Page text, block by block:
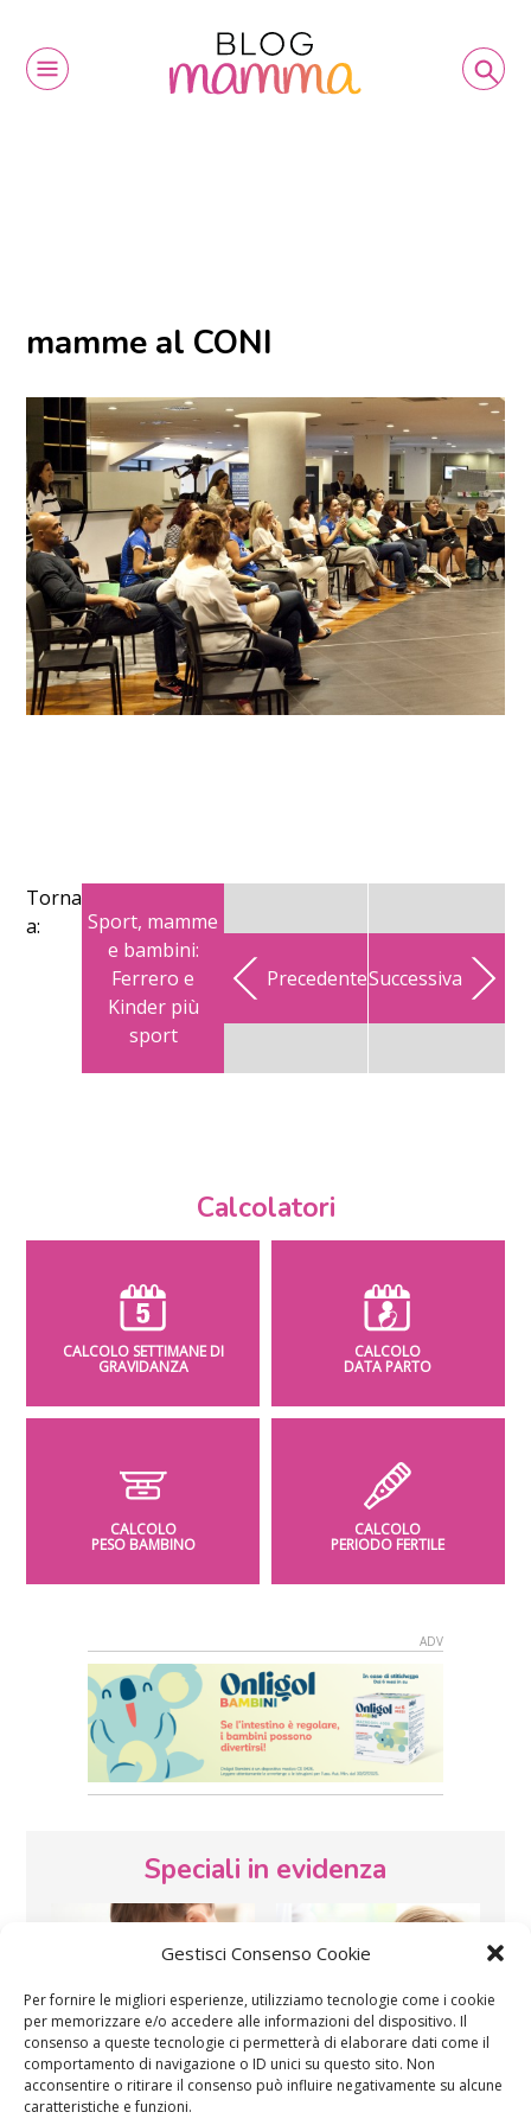
Gestisci Consenso Cookie
Per fornire le migliori esperienze, utilizziamo tecnologie come i cookie
per memorizzare e/o accedere alle informazioni del dispositivo. Il
consenso a queste tecnologie ci permetterà di elaborare dati come il
comportamento di navigazione o ID unici su questo sito. Non
acconsentire o ritirare il consenso può influire negativamente su alcune
caratteristiche e funzioni.
mamme al CONI
Torna
a:
Sport, mamme
e bambini:
Ferrero e
Kinder più
sport
PrecedenteSuccessiva
Calcolatori
CALCOLO SETTIMANE DI
GRAVIDANZA
CALCOLO
DATA PARTO
CALCOLO
PESO BAMBINO
CALCOLO
PERIODO FERTILE
Speciali in evidenza
Vaccini SOS Pediatra